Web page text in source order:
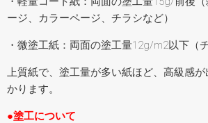
ージ、カラーページ、チラシなど）
・微塗工紙：両面の塗工量12g/m2以下（
上質紙で、塗工量が多い紙ほど、高級感
かります。
●塗工について